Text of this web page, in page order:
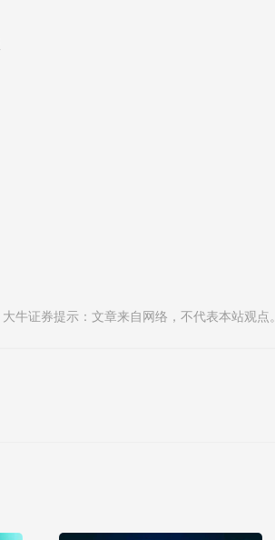
大牛证券提示：文章来自网络，不代表本站观点。